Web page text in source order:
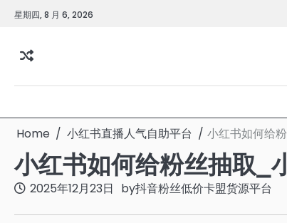
Skip星期四, 8 月 6, 2026
Home 小红书直播人气自助平台 小红书如何给
小红书如何给粉丝抽取_
2025年12月23日 by抖音粉丝低价卡盟货源平台